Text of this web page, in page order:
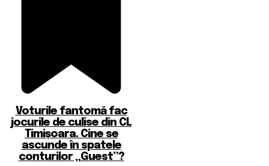
Voturile fantomă fac
jocurile de culise din CL
Timișoara. Cine se
ascunde în spatele
conturilor „Guest”?